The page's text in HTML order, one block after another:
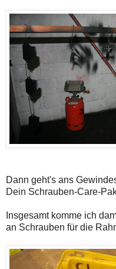
Dann geht's ans
Dein Schrauben-Care-
Insgesamt komme ich
an Schrauben für die